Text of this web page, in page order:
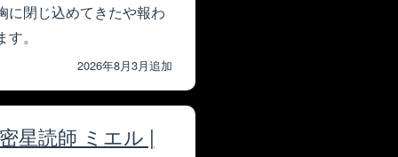
に閉じ込めてきたや報わ
。
2026年8月3月追加
星読師 ミエル |